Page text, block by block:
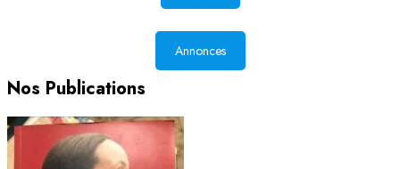
Annonces
Nos Publications